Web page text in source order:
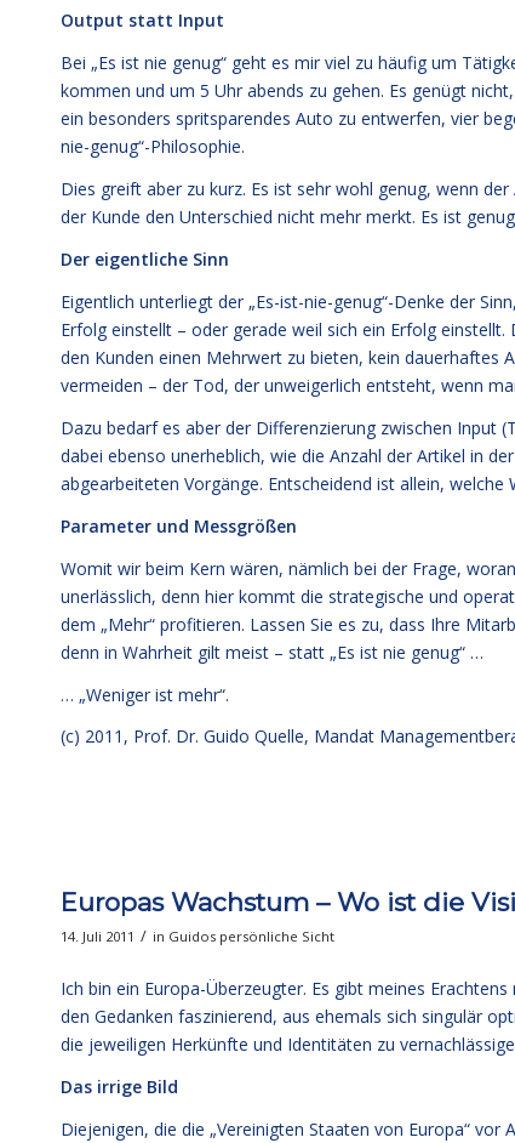
Output statt Input
Bei „Es ist nie genug“ geht es mir viel zu häufig um
kommen und um 5 Uhr abends zu gehen. Es genügt
ein besonders spritsparendes Auto zu entwerfen, vier
nie-genug“-Philosophie.
Dies greift aber zu kurz. Es ist sehr wohl genug, wenn
der Kunde den Unterschied nicht mehr merkt. Es ist
Der eigentliche Sinn
Eigentlich unterliegt der „Es-ist-nie-genug“-Denke der
Erfolg einstellt – oder gerade weil sich ein Erfolg
den Kunden einen Mehrwert zu bieten, kein dauerhaftes
vermeiden – der Tod, der unweigerlich entsteht, wenn
Dazu bedarf es aber der Differenzierung zwischen Input
dabei ebenso unerheblich, wie die Anzahl der Artikel in
abgearbeiteten Vorgänge. Entscheidend ist allein,
Parameter und Messgrößen
Womit wir beim Kern wären, nämlich bei der Frage,
unerlässlich, denn hier kommt die strategische und
dem „Mehr“ profitieren. Lassen Sie es zu, dass Ihre
denn in Wahrheit gilt meist – statt „Es ist nie genug“ …
… „Weniger ist mehr“.
(c) 2011, Prof. Dr. Guido Quelle, Mandat
Europas Wachstum – Wo ist die
14. Juli 2011 / in Guidos persönliche Sicht
Ich bin ein Europa-Überzeugter. Es gibt meines
den Gedanken faszinierend, aus ehemals sich singulär
die jeweiligen Herkünfte und Identitäten zu
Das irrige Bild
Diejenigen, die die „Vereinigten Staaten von Europa“